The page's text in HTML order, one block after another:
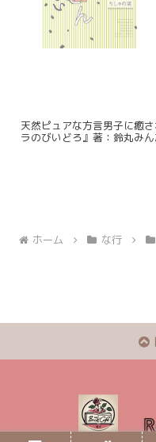
天然ピュアな方言男子に癒
ラのびいどろ』著：鈴丸み
ホーム な行